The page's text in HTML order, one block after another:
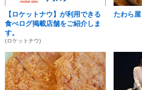
【ロケットナウ】が利用できる
食べログ掲載店舗をご紹介しま
す。
(ロケットナウ)
たわら屋